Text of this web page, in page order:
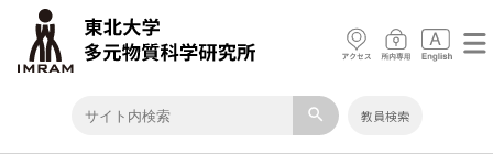
search 教員検索